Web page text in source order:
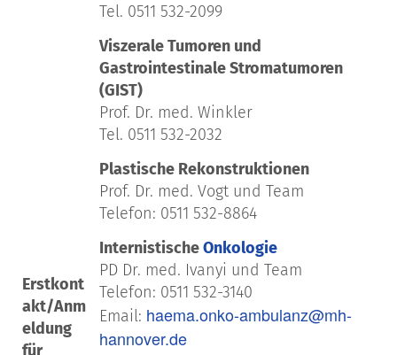
Erstkont
akt/Anm
eldung
für
Tel. 0511 532-2099
Viszerale Tumoren und
Gastrointestinale Stromatumoren
(GIST)
Prof. Dr. med. Winkler
Tel. 0511 532-2032
Plastische Rekonstruktionen
Prof. Dr. med. Vogt und Team
Telefon: 0511 532-8864
InternistischeOnkologie
PD Dr. med. Ivanyi und Team
Telefon: 0511 532-3140
Email: haema.onko-ambulanz@mh-
hannover.de